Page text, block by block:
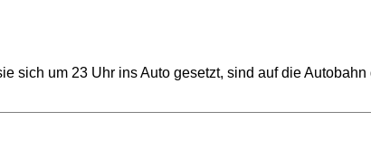
sich um 23 Uhr ins Auto gesetzt, sind auf die